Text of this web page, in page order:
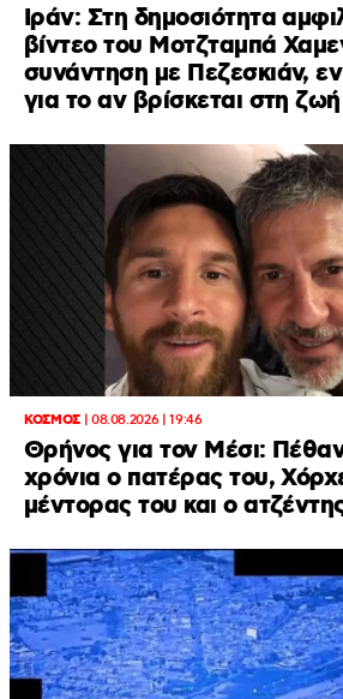
Ιράν: Στη δημοσιότητα
βίντεο του Μοτζταμπά
συνάντηση με Πεζεσκιάν,
για το αν βρίσκεται στη ζωή
ΚΟΣΜΟΣ| 08.08.2026 | 19:46
Θρήνος για τον Μέσι:
χρόνια ο πατέρας του,
μέντορας του και ο